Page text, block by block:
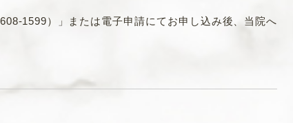
1599）」または電子申請にてお申し込み後、当院へ